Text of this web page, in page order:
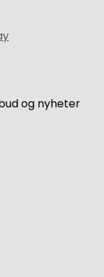
og nyheter